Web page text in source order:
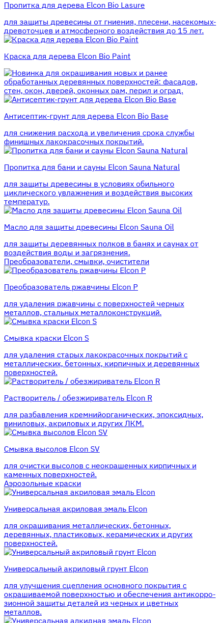
Пропитка для дерева Elcon Bio Lasure
для защиты древесины от гниения, плесени, насекомых-
древоточцев и атмосферного воздействия до 15 лет.
Краска для дерева Elcon Bio Paint
для окрашивания новых и ранее
обработанных деревянных поверхностей: фасадов,
стен, окон, дверей, оконных рам, перил и оград.
Антисептик-грунт для дерева Elcon Bio Base
для снижения расхода и увеличения срока службы
финишных лакокрасочных покрытий.
Пропитка для бани и сауны Elcon Sauna Natural
для защиты древесины в условиях обильного
циклического увлажнения и воздействия высоких
температур.
Масло для защиты древесины Elcon Sauna Oil
для защиты деревянных полков в банях и саунах от
воздействия воды и загрязнения.
Преобразователи, смывки, очистители
Преобразователь ржавчины Elcon P
для удаления ржавчины с поверхностей черных
металлов, стальных металлоконструкций.
Смывка краски Elcon S
для удаления старых лакокрасочных покрытий с
металлических, бетонных, кирпичных и деревянных
поверхностей.
Растворитель / обезжириватель Elcon R
для разбавления кремнийорганических, эпоксидных,
виниловых, акриловых и других ЛКМ.
Смывка высолов Elcon SV
для очистки высолов с неокрашенных кирпичных и
каменных поверхностей.
Аэрозольные краски
Универсальная акриловая эмаль Elcon
для окрашивания металлических, бетонных,
деревянных, пластиковых, керамических и других
поверхностей.
Универсальный акриловый грунт Elcon
для улучшения сцепления основного покрытия с
окрашиваемой поверхностью и обеспечения антикорро-
зионной защиты деталей из черных и цветных
металлов.